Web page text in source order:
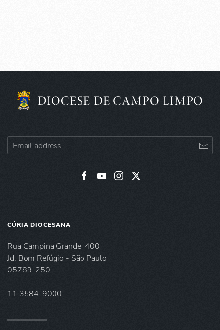
CÚRIA DIOCESANA
Rua Campina Grande, 400
Jd. Bom Refúgio - São Paulo
05788-250
11 3584-9000